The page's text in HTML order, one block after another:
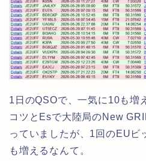
1日のQSOで、一気に10も増
コツとEsで大陸局のNew
っていましたが、1回のEUビ
も増えるなんて。